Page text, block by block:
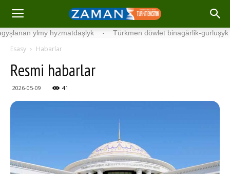
ylmy hyzmatdaşlyk · Türkmen döwlet binagärlik-gurluşyk
Esasy Habarlar
Resmi habarlar
2026-05-09 41